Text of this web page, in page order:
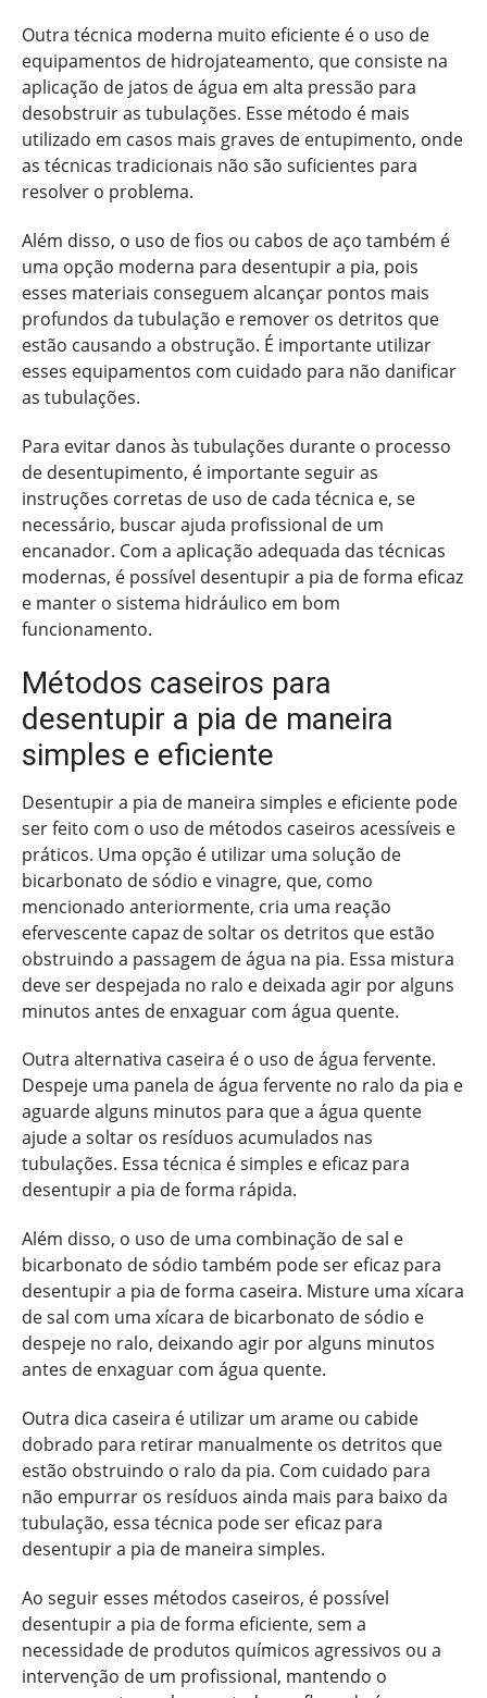
Outra técnica moderna muito eficiente é o uso de
equipamentos de hidrojateamento, que consiste na
aplicação de jatos de água em alta pressão para
desobstruir as tubulações. Esse método é mais
utilizado em casos mais graves de entupimento, onde
as técnicas tradicionais não são suficientes para
resolver o problema.
Além disso, o uso de fios ou cabos de aço também é
uma opção moderna para desentupir a pia, pois
esses materiais conseguem alcançar pontos mais
profundos da tubulação e remover os detritos que
estão causando a obstrução. É importante utilizar
esses equipamentos com cuidado para não danificar
as tubulações.
Para evitar danos às tubulações durante o processo
de desentupimento, é importante seguir as
instruções corretas de uso de cada técnica e, se
necessário, buscar ajuda profissional de um
encanador. Com a aplicação adequada das técnicas
modernas, é possível desentupir a pia de forma eficaz
e manter o sistema hidráulico em bom
funcionamento.
Métodos caseiros para
desentupir a pia de maneira
simples e eficiente
Desentupir a pia de maneira simples e eficiente pode
ser feito com o uso de métodos caseiros acessíveis e
práticos. Uma opção é utilizar uma solução de
bicarbonato de sódio e vinagre, que, como
mencionado anteriormente, cria uma reação
efervescente capaz de soltar os detritos que estão
obstruindo a passagem de água na pia. Essa mistura
deve ser despejada no ralo e deixada agir por alguns
minutos antes de enxaguar com água quente.
Outra alternativa caseira é o uso de água fervente.
Despeje uma panela de água fervente no ralo da pia e
aguarde alguns minutos para que a água quente
ajude a soltar os resíduos acumulados nas
tubulações. Essa técnica é simples e eficaz para
desentupir a pia de forma rápida.
Além disso, o uso de uma combinação de sal e
bicarbonato de sódio também pode ser eficaz para
desentupir a pia de forma caseira. Misture uma xícara
de sal com uma xícara de bicarbonato de sódio e
despeje no ralo, deixando agir por alguns minutos
antes de enxaguar com água quente.
Outra dica caseira é utilizar um arame ou cabide
dobrado para retirar manualmente os detritos que
estão obstruindo o ralo da pia. Com cuidado para
não empurrar os resíduos ainda mais para baixo da
tubulação, essa técnica pode ser eficaz para
desentupir a pia de maneira simples.
Ao seguir esses métodos caseiros, é possível
desentupir a pia de forma eficiente, sem a
necessidade de produtos químicos agressivos ou a
intervenção de um profissional, mantendo o